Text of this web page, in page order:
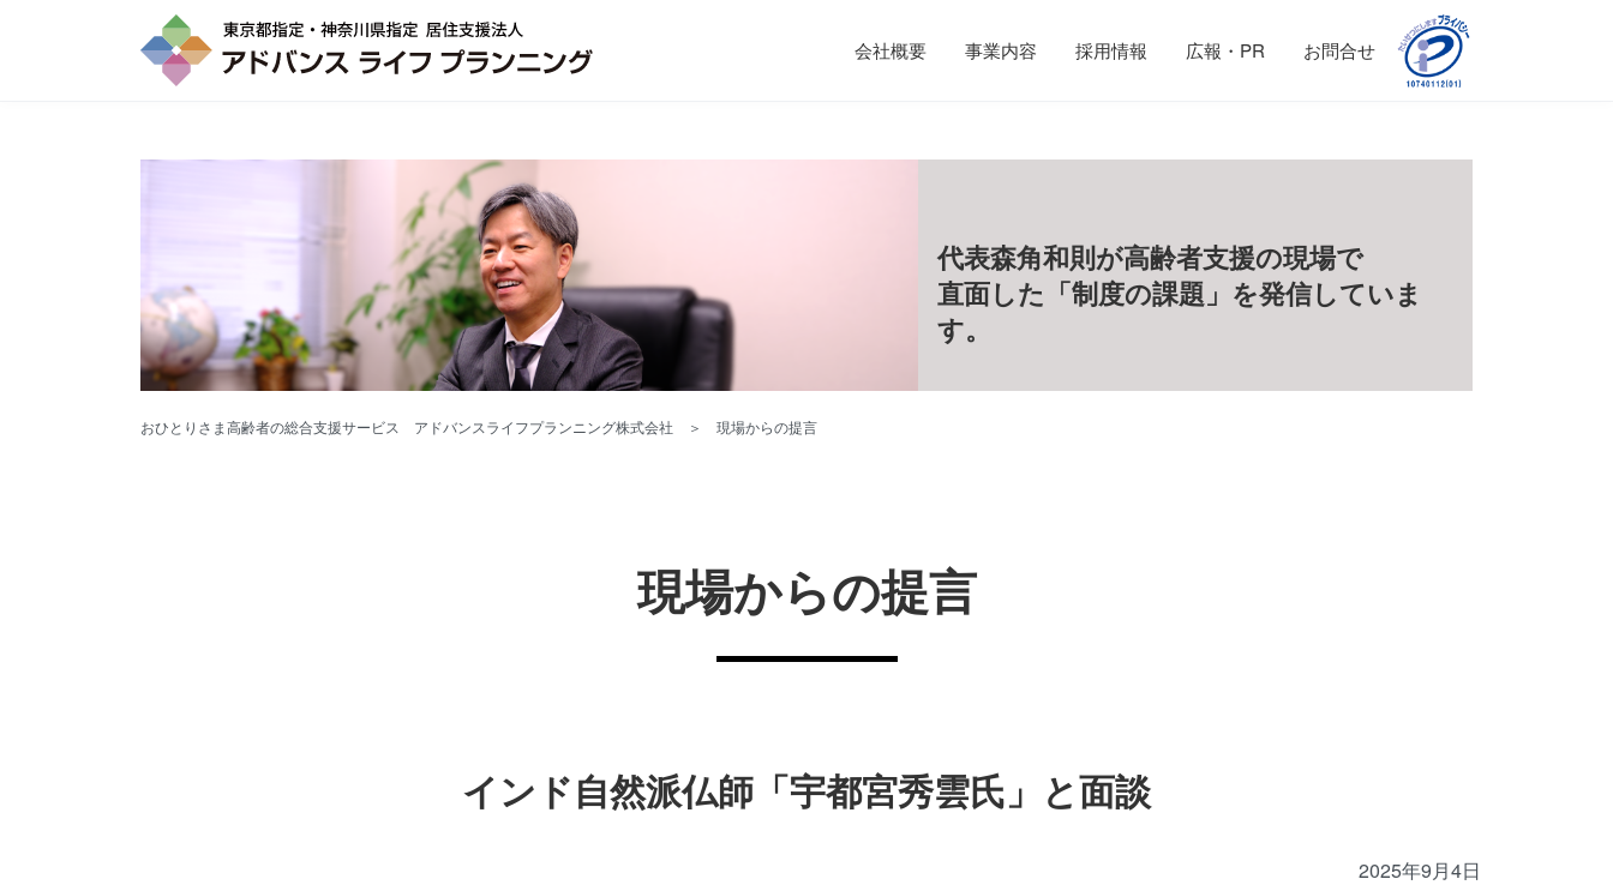
会社概要 事業内容 採用情報 広報・PR お問合せ
代表森角和則が高齢者支援の現場で
直面した「制度の課題」を発信していま
す。
おひとりさま高齢者の総合支援サービス アドバンスライフプランニング株式会社 ＞ 現場からの提言
現場からの提言
インド自然派仏師「宇都宮秀雲氏」と面談
2025年9月4日